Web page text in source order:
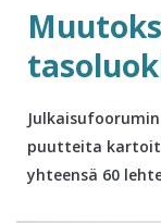
puutteita
yhteensä 60